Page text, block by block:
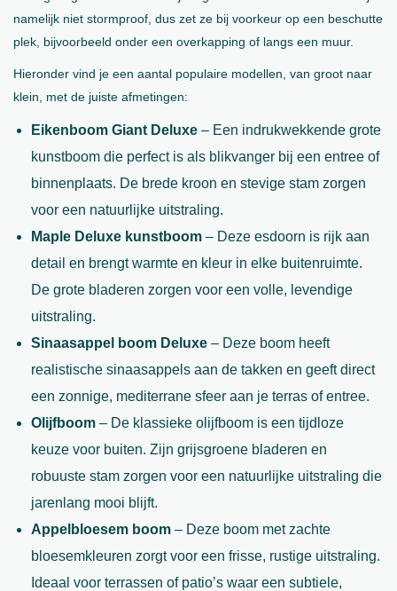
namelijk niet stormproof, dus zet ze bij voorkeur op een beschutte
plek, bijvoorbeeld onder een overkapping of langs een muur.
Hieronder vind je een aantal populaire modellen, van groot naar
klein, met de juiste afmetingen:
Eikenboom Giant Deluxe – Een indrukwekkende grote
kunstboom die perfect is als blikvanger bij een entree of
binnenplaats. De brede kroon en stevige stam zorgen
voor een natuurlijke uitstraling.
Maple Deluxe kunstboom – Deze esdoorn is rijk aan
detail en brengt warmte en kleur in elke buitenruimte.
De grote bladeren zorgen voor een volle, levendige
uitstraling.
Sinaasappel boom Deluxe – Deze boom heeft
realistische sinaasappels aan de takken en geeft direct
een zonnige, mediterrane sfeer aan je terras of entree.
Olijfboom – De klassieke olijfboom is een tijdloze
keuze voor buiten. Zijn grijsgroene bladeren en
robuuste stam zorgen voor een natuurlijke uitstraling die
jarenlang mooi blijft.
Appelbloesem boom – Deze boom met zachte
bloesemkleuren zorgt voor een frisse, rustige uitstraling.
Ideaal voor terrassen of patio’s waar een subtiele,